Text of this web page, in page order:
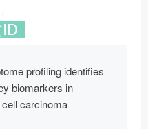
+
profiling identifies
biomarkers in
carcinoma